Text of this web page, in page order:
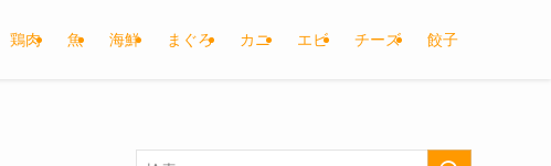
鶏肉 魚 海鮮 まぐろ カニ エビ チーズ 餃子